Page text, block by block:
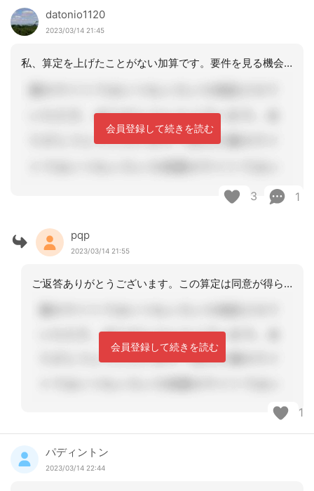
datonio1120
2023/03/14 21:45
私、算定を上げたことがない加算です。要件を見る機会をありがとうございます。通所側
会員登録して続きを読む
3 1
pqp
2023/03/14 21:55
ご返答ありがとうございます。この算定は同意が得られたら利用者全員が算定可能のよう
会員登録して続きを読む
1
パディントン
2023/03/14 22:44